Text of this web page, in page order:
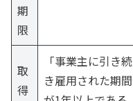
期
限
取
得
「事業主に引き続
き雇用された期間